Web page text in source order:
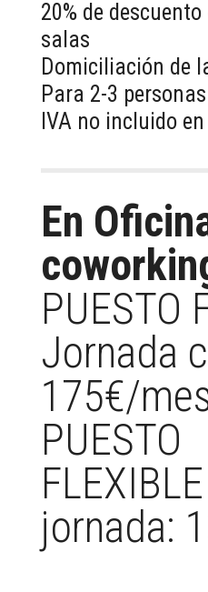
20% de
salas
Domiciliación de
Para 2-3 personas
IVA no incluido
En
PUESTO
Jornada
175€/
PUESTO
jornada: